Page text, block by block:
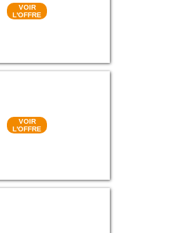
VOIR
L'OFFRE
VOIR
L'OFFRE